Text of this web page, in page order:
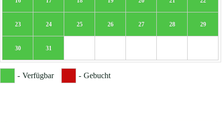
23 24 25 26 27 28 29
30 31
- Verfügbar - Gebucht